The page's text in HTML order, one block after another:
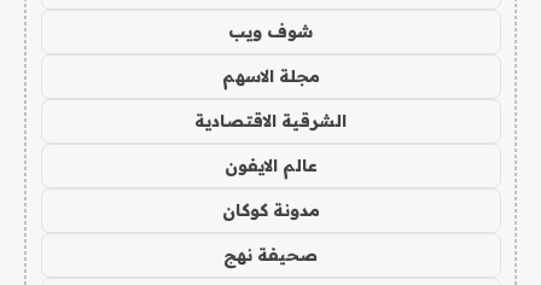
شوف ويب
مجلة الاسهم
الشرقية الاقتصادية
عالم الايفون
مدونة كوكان
صحيفة نهج